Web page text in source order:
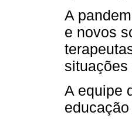
A
e novos
A equipe